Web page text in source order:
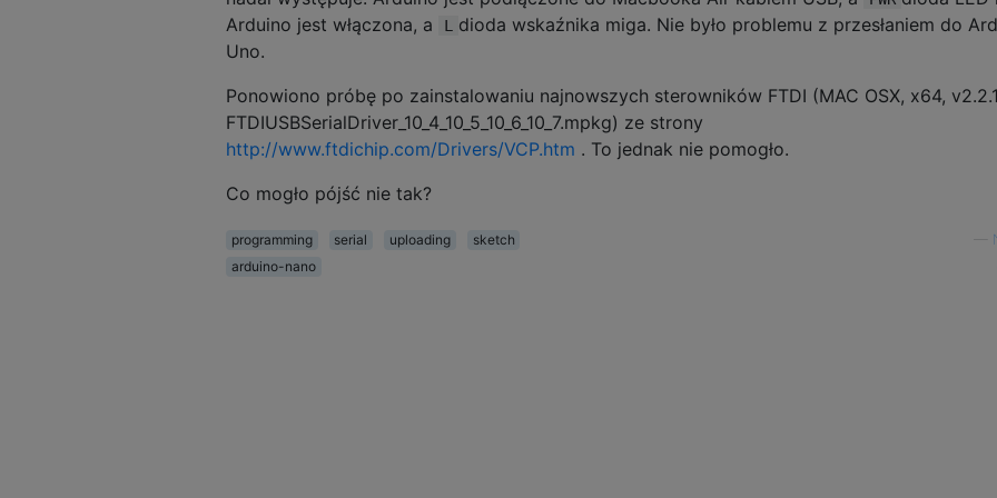
Arduino jest włączona, a
L
dioda wskaźnika miga. Nie było problemu z przesłaniem do
Uno.
Ponowiono próbę po zainstalowaniu najnowszych sterowników FTDI (MAC OSX, x64,
FTDIUSBSerialDriver_10_4_10_5_10_6_10_7.mpkg) ze strony
http://www.ftdichip.com/Drivers/VCP.htm . To jednak nie pomogło.
Co mogło pójść nie tak?
programming serial uploading
sketch
arduino-nano